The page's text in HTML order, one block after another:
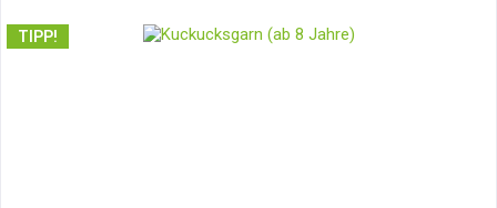
TIPP!